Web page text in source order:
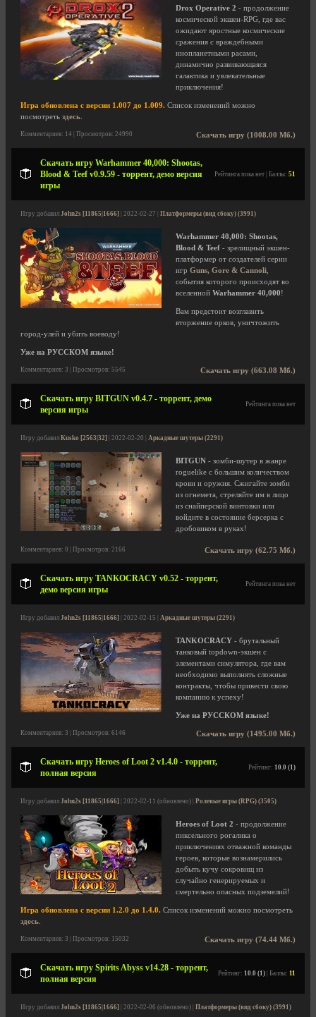
Drox Operative 2 - продолжение
космической экшен-RPG, где вас
ожидают яростные космические
сражения с враждебными
инопланетными расами,
динамично развивающаяся
галактика и увлекательные
приключения!
Игра обновлена с версии 1.007 до 1.009. Список изменений можно
посмотреть здесь
Скачать игру (1008.00 Мб.)
Комментариев: 14 | Просмотров: 24990
Скачать игру Warhammer 40,000: Shootas,
Blood & Teef v0.9.59 - торрент, демо версия
игры
Рейтинга пока нет | Баллы: 51
Игру добавил John2s [11865|1666] | 2022-02-27 | Платформеры (вид сбоку) (3991)
Warhammer 40,000: Shootas,
Blood & Teef - зрелищный экшен-
платформер от создателей серии
игр Guns, Gore & Cannoli
события которого происходят во
вселенной Warhammer 40,000!
Вам предстоит возглавить
вторжение орков, уничтожить
город-улей и убить воеводу!
Уже на РУССКОМ языке!
Скачать игру (663.08 Мб.)
Комментариев: 3 | Просмотров: 5545
Скачать игру BITGUN v0.4.7 - торрент, демо
версия игры
Рейтинга пока нет
Игру добавил Kusko [2563|32] | 2022-02-20 | Аркадные шутеры (2291)
BITGUN - зомби-шутер в жанре
roguelike с большим количеством
крови и оружия. Сжигайте зомби
из огнемета, стреляйте им в лицо
из снайперской винтовки или
войдите в состояние берсерка с
дробовиком в руках!
Скачать игру (62.75 Мб.)
Комментариев: 0 | Просмотров: 2166
Скачать игру TANKOCRACY v0.52 - торрент,
демо версия игры
Рейтинга пока нет
Игру добавил John2s [11865|1666] | 2022-02-15 | Аркадные шутеры (2291)
TANKOCRACY - брутальный
танковый topdown-экшен с
элементами симулятора, где вам
необходимо выполнять сложные
контракты, чтобы привести свою
компанию к успеху!
Уже на РУССКОМ языке!
Скачать игру (1495.00 Мб.)
Комментариев: 3 | Просмотров: 6146
Скачать игру Heroes of Loot 2 v1.4.0 - торрент,
полная версия
Рейтинг: 10.0 (1)
Игру добавил John2s [11865|1666] | 2022-02-11 (обновлено) | Ролевые игры (RPG) (3505)
Heroes of Loot 2 - продолжение
пиксельного рогалика о
приключениях отважной команды
героев, которые вознамерились
добыть кучу сокровищ из
случайно генерируемых и
смертельно опасных подземелий!
Игра обновлена с версии 1.2.0 до 1.4.0. Список изменений можно посмотреть
здесь
Скачать игру (74.44 Мб.)
Комментариев: 3 | Просмотров: 15032
Скачать игру Spirits Abyss v14.28 - торрент,
полная версия
Рейтинг: 10.0 (1) | Баллы: 11
Игру добавил John2s [11865|1666] | 2022-02-06 (обновлено) | Платформеры (вид сбоку) (3991)